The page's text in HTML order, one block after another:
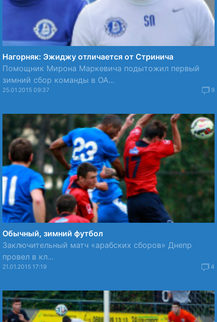
Нагорняк: Эжиджу отличается от Стринича
Помощник Мирона Маркевича подытожил первый
зимний сбор команды в ОА...
25.01.2015 09:37 9
Обычный, зимний футбол
Заключительный матч «арабских сборов» Днепр
провел в кл...
21.01.2015 17:19 4